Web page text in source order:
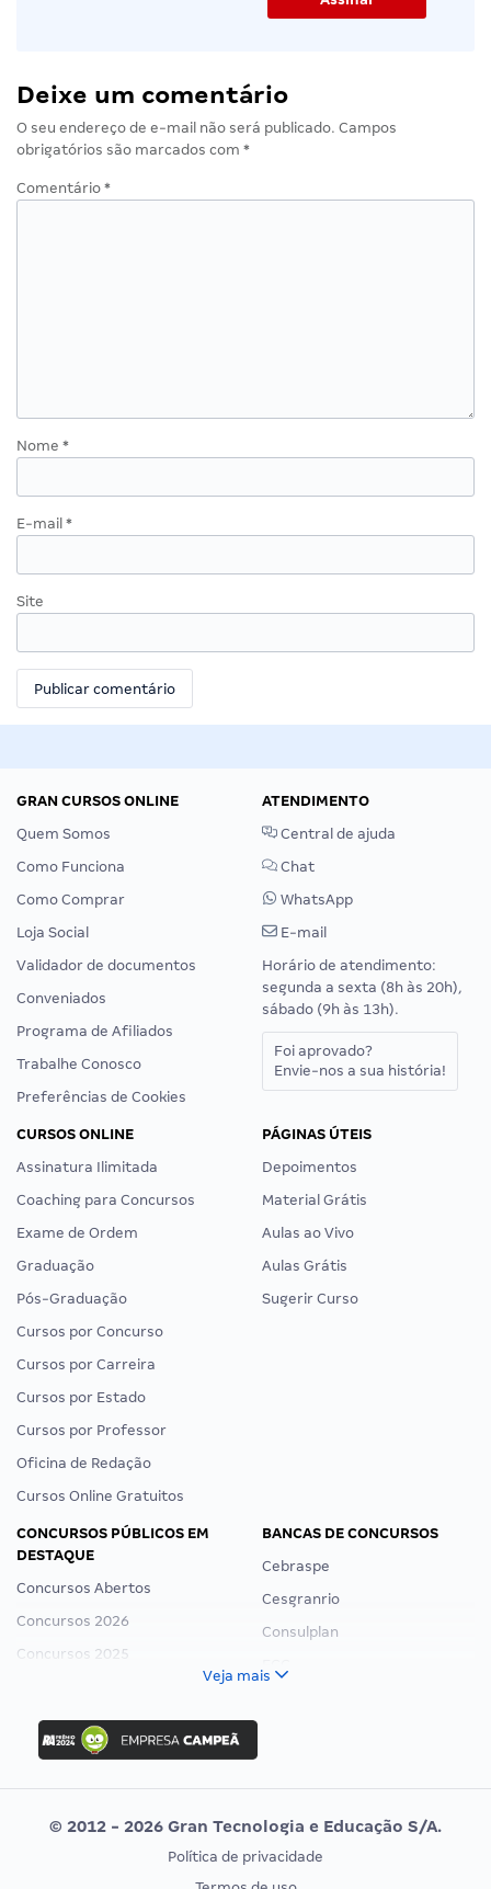
Deixe um comentário
O seu endereço de e-mail não será publicado. Campos
obrigatórios são marcados com *
Comentário *
Nome *
E-mail *
Site
GRAN CURSOS ONLINE
Quem Somos
Como Funciona
Como Comprar
Loja Social
Validador de documentos
Conveniados
Programa de Afiliados
Trabalhe Conosco
Preferências de Cookies
ATENDIMENTO
Central de ajuda
Chat
WhatsApp
E-mail
Horário de atendimento:
segunda a sexta (8h às 20h),
sábado (9h às 13h).
Foi aprovado?
Envie-nos a sua história!
CURSOS ONLINE
Assinatura Ilimitada
Coaching para Concursos
Exame de Ordem
Graduação
Pós-Graduação
Cursos por Concurso
Cursos por Carreira
Cursos por Estado
Cursos por Professor
Oficina de Redação
Cursos Online Gratuitos
PÁGINAS ÚTEIS
Depoimentos
Material Grátis
Aulas ao Vivo
Aulas Grátis
Sugerir Curso
CONCURSOS PÚBLICOS EM
DESTAQUE
Concursos Abertos
Concursos 2026
Concursos 2025
Concurso Nacional Unificado
Concurso Ibama
Concurso MPU
Editais publicados
BANCAS DE CONCURSOS
Cebraspe
Cesgranrio
Consulplan
Vunesp
CONCURSOS POR PROFISSÃO EXAME DE ORDEM
Veja mais
© 2012 - 2026 Gran Tecnologia e Educação S/A.
Política de privacidade